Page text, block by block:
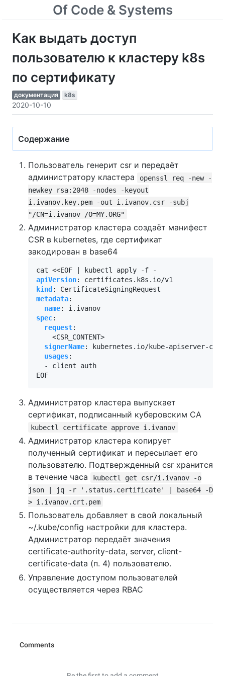
Of Code & Systems
Как выдать доступ
пользователю к кластеру k8s
по сертификату
документация k8s
2020-10-10
Содержание
Пользователь генерит csr и передаёт
администратору кластера
openssl req -new -
newkey rsa:2048 -nodes -keyout
i.ivanov.key.pem -out i.ivanov.csr -subj
"/CN=i.ivanov /O=MY.ORG"
Администратор кластера создаёт манифест
CSR в kubernetes, где сертификат
закодирован в base64
cat <<EOF | kubectl apply -f -
apiVersion:
certificates.k8s.io/v1
kind :
CertificateSigningRequest
metadata:
name:
i.ivanov
spec:
request:
<CSR_CONTENT>
signerName:
kubernetes.io/kube-apiserver-
usages:
- client auth
EOF
Администратор кластера выпускает
сертификат, подписанный куберовским CA
kubectl certificate approve i.ivanov
Администратор кластера копирует
полученный сертификат и пересылает его
пользователю. Подтвержденный csr хранится
в течение часа
kubectl get csr/i.ivanov -o
json | jq -r '.status.certificate' | base64 -D
> i.ivanov.crt.pem
Пользователь добавляет в свой локальный
~/.kube/config настройки для кластера.
Администратор передаёт значения
certificate-authority-data, server, client-
certificate-data (п. 4) пользователю.
Управление доступом пользователей
осуществляется через RBAC